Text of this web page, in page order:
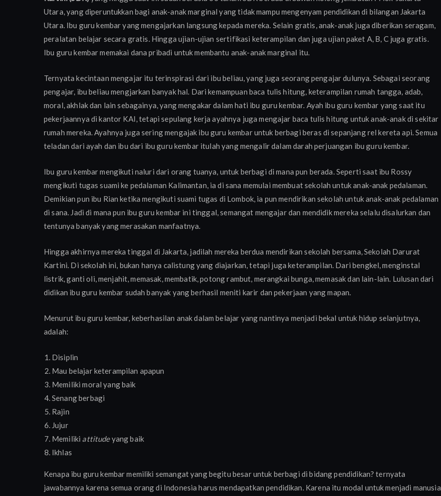
Utara, yang diperuntukkan bagi anak-anak marginal yang tidak mampu mengenyam pendidikan di bilangan Jakarta
Utara. Ibu guru kembar yang mengajarkan langsung kepada mereka. Selain gratis, anak-anak juga diberikan seragam,
peralatan belajar secara gratis. Hingga ujian-ujian sertifikasi keterampilan dan juga ujian paket A, B, C juga gratis.
Ibu guru kembar memakai dana pribadi untuk membantu anak-anak marginal itu.
Ternyata kecintaan mengajar itu terinspirasi dari ibu beliau, yang juga seorang pengajar dulunya. Sebagai seorang
pengajar, ibu beliau mengjarkan banyak hal. Dari kemampuan baca tulis hitung, keterampilan rumah tangga, adab,
moral, akhlak dan lain sebagainya, yang mengakar dalam hati ibu guru kembar. Ayah ibu guru kembar yang saat itu
pekerjaannya di kantor KAI, tetapi sepulang kerja ayahnya juga mengajar baca tulis hitung untuk anak-anak di sekitar
rumah mereka. Ayahnya juga sering mengajak ibu guru kembar untuk berbagi beras di sepanjang rel kereta api. Semua
teladan dari ayah dan ibu dari ibu guru kembar itulah yang mengalir dalam darah perjuangan ibu guru kembar.
Ibu guru kembar mengikuti naluri dari orang tuanya, untuk berbagi di mana pun berada. Seperti saat ibu Rossy
mengikuti tugas suami ke pedalaman Kalimantan, ia di sana memulai membuat sekolah untuk anak-anak pedalaman.
Demikian pun ibu Rian ketika mengikuti suami tugas di Lombok, ia pun mendirikan sekolah untuk anak-anak pedalaman
di sana. Jadi di mana pun ibu guru kembar ini tinggal, semangat mengajar dan mendidik mereka selalu disalurkan dan
tentunya banyak yang merasakan manfaatnya.
Hingga akhirnya mereka tinggal di Jakarta, jadilah mereka berdua mendirikan sekolah bersama, Sekolah Darurat
Kartini. Di sekolah ini, bukan hanya calistung yang diajarkan, tetapi juga keterampilan. Dari bengkel, menginstal
listrik, ganti oli, menjahit, memasak, membatik, potong rambut, merangkai bunga, memasak dan lain-lain. Lulusan dari
didikan ibu guru kembar sudah banyak yang berhasil meniti karir dan pekerjaan yang mapan.
Menurut ibu guru kembar, keberhasilan anak dalam belajar yang nantinya menjadi bekal untuk hidup selanjutnya,
adalah:
Disiplin
Mau belajar keterampilan apapun
Memiliki moral yang baik
Senang berbagi
Rajin
Jujur
Memiliki attitudeyang baik
Ikhlas
Kenapa ibu guru kembar memiliki semangat yang begitu besar untuk berbagi di bidang pendidikan? ternyata
jawabannya karena semua orang di Indonesia harus mendapatkan pendidikan. Karena itu modal untuk menjadi manusia